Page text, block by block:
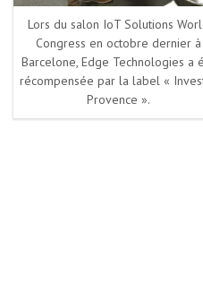
Lors du salon IoT Solutions
Congress en octobre dernier à
Barcelone, Edge Technologies a
récompensée par la label «
Provence ».